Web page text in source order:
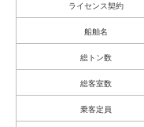
ライセンス契約
船舶名
総トン数
総客室数
乗客定員